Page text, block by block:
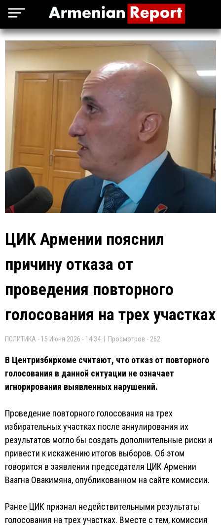
ЦИК Армении пояснил
причину отказа от
проведения повторного
голосования на трех участках
ПОЛИТИКА - 15 Июня 2026 - 14:34 | Просмотров - 262
В Центризбиркоме считают, что отказ от повторного
голосования в данной ситуации не означает
игнорирования выявленных нарушений.
Проведение повторного голосования на трех
избирательных участках после аннулирования их
результатов могло бы создать дополнительные риски и
привести к искажению итогов выборов. Об этом
говорится в заявлении председателя ЦИК Армении
Ваагна Овакимяна, опубликованном на сайте комиссии.
Ранее ЦИК признал недействительными результаты
голосования на трех участках. Вместе с тем, комиссия